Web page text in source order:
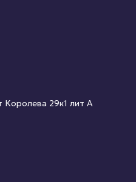
Королева 29к1 лит А